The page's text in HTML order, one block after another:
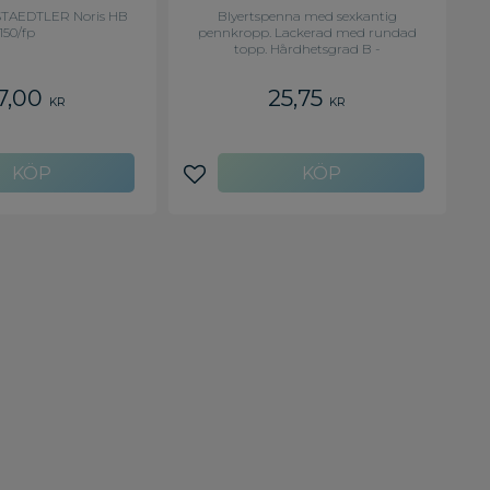
FP
Noris HB
150/fp
KR
Blyertspenna med sexkantig
pennkropp. Lackerad med rundad
topp. Hårdhetsgrad B -
25,75 KR
Lägg till i favoriter